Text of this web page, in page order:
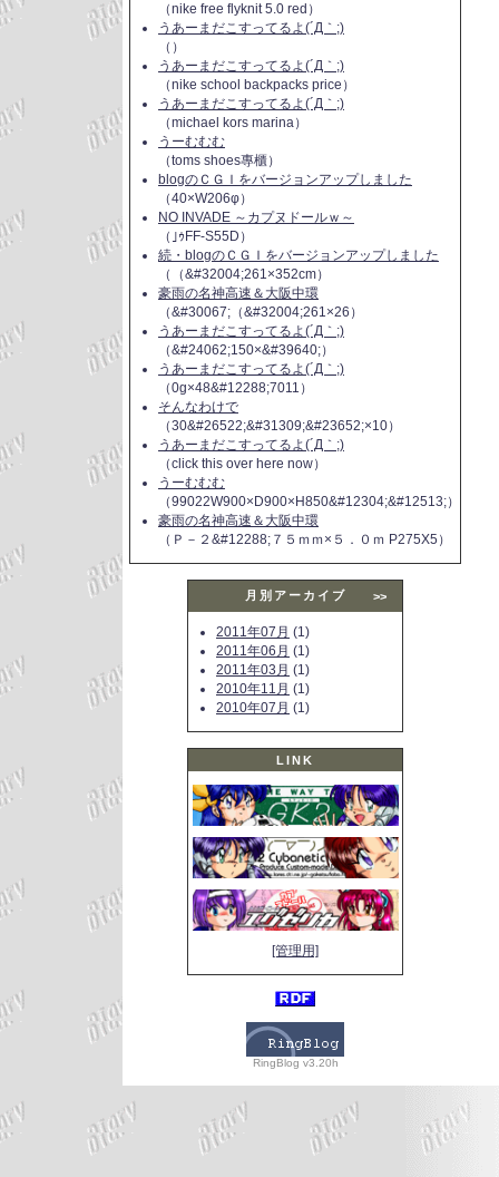
（nike free flyknit 5.0 red）
うあーまだこすってるよ(´Д｀;)
（）
うあーまだこすってるよ(´Д｀;)
（nike school backpacks price）
うあーまだこすってるよ(´Д｀;)
（michael kors marina）
うーむむむ
（toms shoes專櫃）
blogのＣＧＩをバージョンアップしました
（40×W206φ）
NO INVADE ～カプヌドールｗ～
（｣ｩFF-S55D）
続・blogのＣＧＩをバージョンアップしました
（（&#32004;261×352cm）
豪雨の名神高速＆大阪中環
（&#30067;（&#32004;261×26）
うあーまだこすってるよ(´Д｀;)
（&#24062;150×&#39640;）
うあーまだこすってるよ(´Д｀;)
（0g×48&#12288;7011）
そんなわけで
（30&#26522;&#31309;&#23652;×10）
うあーまだこすってるよ(´Д｀;)
（click this over here now）
うーむむむ
（99022W900×D900×H850&#12304;&#12513;）
豪雨の名神高速＆大阪中環
（Ｐ－２&#12288;７５ｍｍ×５．０ｍ P275X5）
月別アーカイブ >>
2011年07月 (1)
2011年06月 (1)
2011年03月 (1)
2010年11月 (1)
2010年07月 (1)
LINK
[管理用]
RingBlog v3.20h